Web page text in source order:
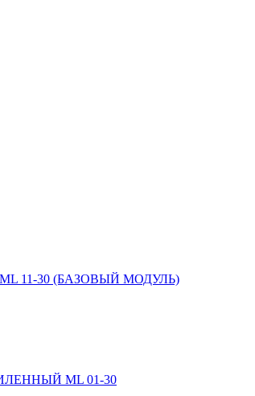
11-30 (БАЗОВЫЙ МОДУЛЬ)
ML 01-30